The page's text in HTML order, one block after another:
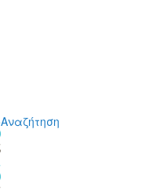
Αναζήτηση